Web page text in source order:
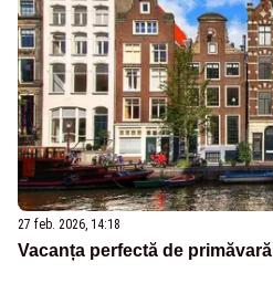
27 feb. 2026, 14:18
Vacanța perfectă de primăvară